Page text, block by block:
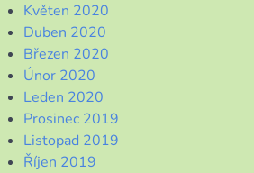
Květen 2020
Duben 2020
Březen 2020
Únor 2020
Leden 2020
Prosinec 2019
Listopad 2019
Říjen 2019